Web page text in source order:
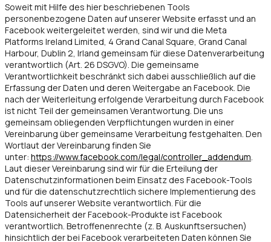
Soweit mit Hilfe des hier beschriebenen Tools
personenbezogene Daten auf unserer Website erfasst und an
Facebook weitergeleitet werden, sind wir und die Meta
Platforms Ireland Limited, 4 Grand Canal Square, Grand Canal
Harbour, Dublin 2, Irland gemeinsam für diese Datenverarbeitung
verantwortlich (Art. 26 DSGVO). Die gemeinsame
Verantwortlichkeit beschränkt sich dabei ausschließlich auf die
Erfassung der Daten und deren Weitergabe an Facebook. Die
nach der Weiterleitung erfolgende Verarbeitung durch Facebook
ist nicht Teil der gemeinsamen Verantwortung. Die uns
gemeinsam obliegenden Verpflichtungen wurden in einer
Vereinbarung über gemeinsame Verarbeitung festgehalten. Den
Wortlaut der Vereinbarung finden Sie
unter: https://www.facebook.com/legal/controller_addendum
Laut dieser Vereinbarung sind wir für die Erteilung der
Datenschutzinformationen beim Einsatz des Facebook-Tools
und für die datenschutzrechtlich sichere Implementierung des
Tools auf unserer Website verantwortlich. Für die
Datensicherheit der Facebook-Produkte ist Facebook
verantwortlich. Betroffenenrechte (z. B. Auskunftsersuchen)
hinsichtlich der bei Facebook verarbeiteten Daten können Sie